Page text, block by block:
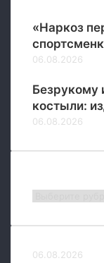
е
д
ы
«Наркоз
06.08.2026
Безрукому
костыли:
06.08.2026
06.08.2026